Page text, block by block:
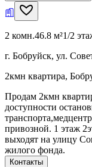
2 комн.46.8 м²1/2
г. Бобруйск, ул.
2кмн квартира,
Продам 2кмн
доступности
привозной. 1 этаж
выходят на улицу
жилого фонда.
Контакты